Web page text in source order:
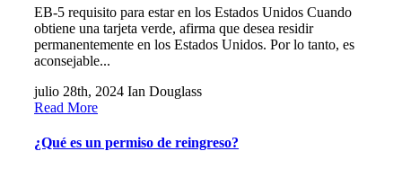
EB-5 requisito para estar en los Estados Unidos Cuando
obtiene una tarjeta verde, afirma que desea residir
permanentemente en los Estados Unidos. Por lo tanto, es
aconsejable...
julio 28th, 2024 Ian Douglass
Read More
¿Qué es un permiso de reingreso?